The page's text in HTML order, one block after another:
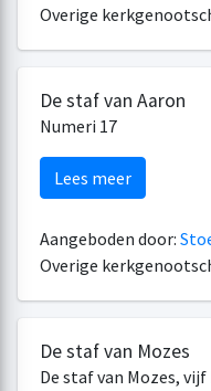
Overige
De staf van Aaron
Numeri 17
Lees meer
Aangeboden door:
Overige
De staf van Mozes
De staf van Mozes,